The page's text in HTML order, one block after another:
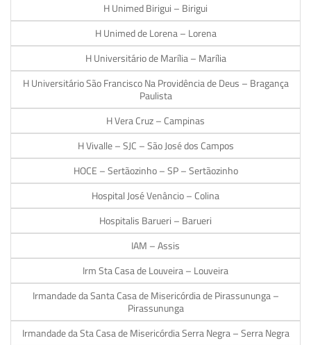
H Unimed Birigui – Birigui
H Unimed de Lorena – Lorena
H Universitário de Marília – Marília
H Universitário São Francisco Na Providência de Deus – Bragança
Paulista
H Vera Cruz – Campinas
H Vivalle – SJC – São José dos Campos
HOCE – Sertãozinho – SP – Sertãozinho
Hospital José Venâncio – Colina
Hospitalis Barueri – Barueri
IAM – Assis
Irm Sta Casa de Louveira – Louveira
Irmandade da Santa Casa de Misericórdia de Pirassununga –
Pirassununga
Irmandade da Sta Casa de Misericórdia Serra Negra – Serra Negra